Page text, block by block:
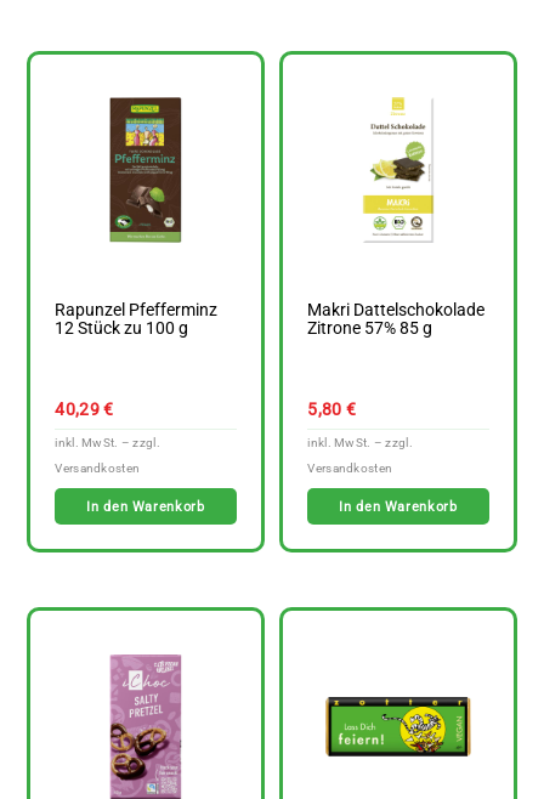
Rapunzel Pfefferminz
12 Stück zu 100 g
40,29€
In den Warenkorb
Makri Dattelschokolade
Zitrone 57% 85 g
5,80 €
In den Warenkorb